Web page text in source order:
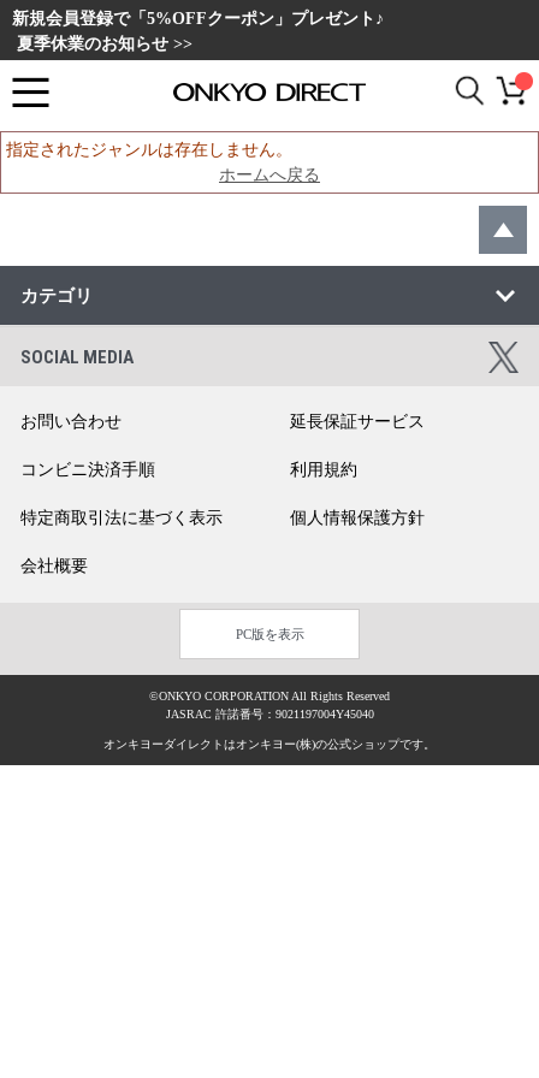
新規会員登録で「5%OFFクーポン」プレゼント♪
夏季休業のお知らせ >>
指定されたジャンルは存在しません。
ホームへ戻る
カテゴリ
SOCIAL MEDIA
お問い合わせ 延長保証サービス
コンビニ決済手順 利用規約
特定商取引法に基づく表示 個人情報保護方針
会社概要
PC版を表示
©ONKYO CORPORATION All Rights Reserved
JASRAC 許諾番号：9021197004Y45040
オンキヨーダイレクトはオンキヨー(株)の公式ショップです。